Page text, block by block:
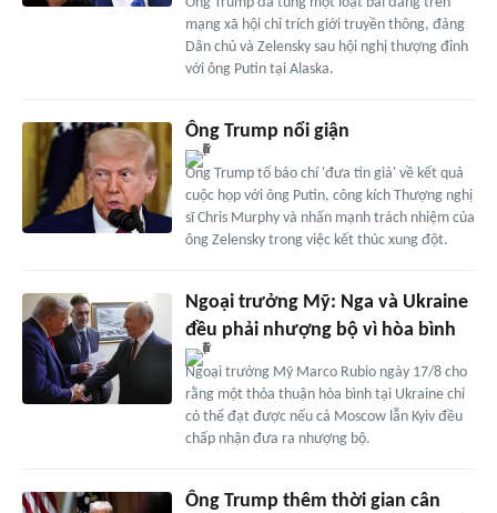
mạng xã hội chỉ trích giới truyền thông, đảng
Dân chủ và Zelensky sau hội nghị thượng đỉnh
với ông Putin tại Alaska.
Ông Trump nổi giận
Ông Trump tố báo chí 'đưa tin giả' về kết quả
cuộc họp với ông Putin, công kích Thượng nghị
sĩ Chris Murphy và nhấn mạnh trách nhiệm của
ông Zelensky trong việc kết thúc xung đột.
Ngoại trưởng Mỹ: Nga và Ukraine
đều phải nhượng bộ vì hòa bình
Ngoại trưởng Mỹ Marco Rubio ngày 17/8 cho
rằng một thỏa thuận hòa bình tại Ukraine chỉ
có thể đạt được nếu cả Moscow lẫn Kyiv đều
chấp nhận đưa ra nhượng bộ.
Ông Trump thêm thời gian cân